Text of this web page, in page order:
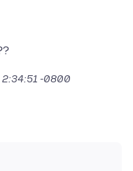
2:34:51 -0800